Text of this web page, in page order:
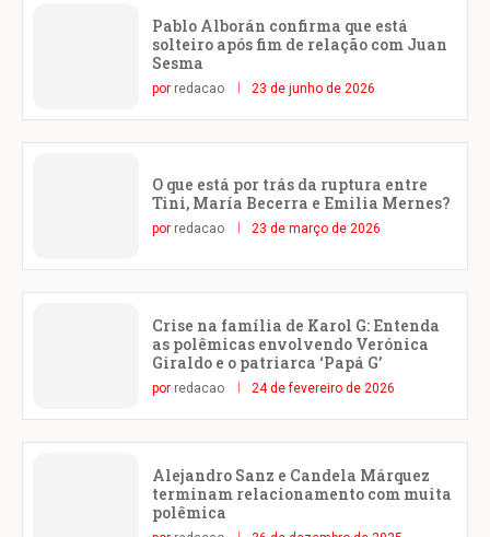
Pablo Alborán confirma que está
solteiro após fim de relação com Juan
Sesma
por redacao 23 de junho de 2026
O que está por trás da ruptura entre
Tini, María Becerra e Emilia Mernes?
por redacao 23 de março de 2026
Crise na família de Karol G: Entenda
as polêmicas envolvendo Verónica
Giraldo e o patriarca ‘Papá G’
por redacao 24 de fevereiro de 2026
Alejandro Sanz e Candela Márquez
terminam relacionamento com muita
polêmica